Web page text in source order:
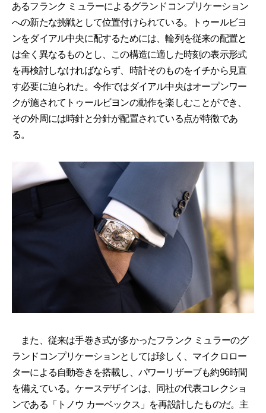
あるフランク ミュラーによるグランドコンプリケーション
への新たな挑戦として位置付けられている。トゥールビヨ
ンをダイアル中央に配するためには、輪列を従来の配置と
は全く異なるものとし、この構造に適した時刻の表示形式
を再検討しなければならず、時計そのものをイチから見直
す必要に迫られた。今作ではダイアル中央はオープンワー
クが施されてトゥールビヨンの動作を楽しむことができ、
その外周には時針と分針が配置されている点が特徴であ
る。
また、従来は手巻き式が多かったフランク ミュラーのグ
ランドコンプリケーションとしては珍しく、マイクロロー
ターによる自動巻きを搭載し、パワーリザーブも約96時間
を備えている。ケースデザインは、同社の代表コレクショ
ンである「トノウ カーベックス」を再設計したものだ。主